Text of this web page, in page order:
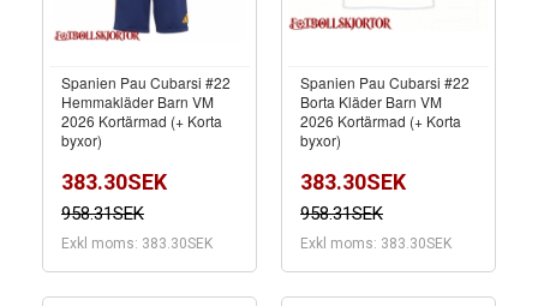
Spanien Pau Cubarsi #22
Hemmakläder Barn VM
2026 Kortärmad (+ Korta
byxor)
383.30SEK
958.31SEK
Exkl moms: 383.30SEK
Spanien Pau Cubarsi #22
Borta Kläder Barn VM
2026 Kortärmad (+ Korta
byxor)
383.30SEK
958.31SEK
Exkl moms: 383.30SEK